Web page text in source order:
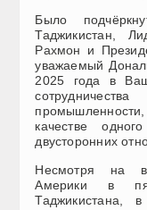
Было
Таджикистан,
Рахмон и
уважаемый
2025 года в
качестве
двусторонних
Несмотря на
Америки в
Таджикистана,